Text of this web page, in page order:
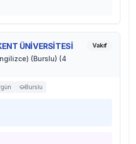
ÜNİVERSİTESİ
(Burslu) (4
Vakıf
Burslu